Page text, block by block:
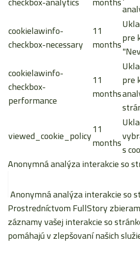
cookielawinfo-
checkbox-necessary
11
monthspre
cookielawinfo-
checkbox-
performance
11
months
pre
viewed_cookie_policy11
monthss
Anonymná analýza interakcie so
Anonymná analýza interakcie so
Prostredníctvom FullStory
záznamy vašej interakcie so
pomáhajú v zlepšovaní našich